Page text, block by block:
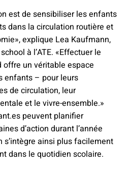
est de sensibiliser les enfants
dans la circulation routière et
explique Lea Kaufmann,
à l’ATE. «Effectuer le
offre un véritable espace
enfants – pour leurs
de circulation, leur
et le vivre-ensemble.»
peuvent planifier
d’action durant l’année
ainsi plus facilement
dans le quotidien scolaire.